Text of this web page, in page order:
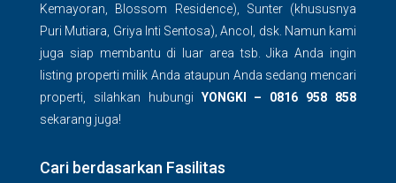
Kemayoran, Blossom Residence), Sunter (khususnya
Puri Mutiara, Griya Inti Sentosa), Ancol, dsk. Namun kami
juga siap membantu di luar area tsb. Jika Anda ingin
listing properti milik Anda ataupun Anda sedang mencari
properti, silahkan hubungi YONGKI – 0816 958 858
sekarang juga!
Cari berdasarkan Fasilitas